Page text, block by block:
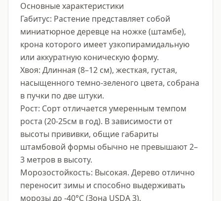
Основные характеристики
Габитус: Растение представляет собой
миниатюрное деревце на ножке (штамбе),
крона которого имеет узкопирамидальную
или аккуратную коническую форму.
Хвоя: Длинная (8–12 см), жесткая, густая,
насыщенного темно-зеленого цвета, собрана
в пучки по две штуки.
Рост: Сорт отличается умеренным темпом
роста (20-25см в год). В зависимости от
высоты прививки, общие габариты
штамбовой формы обычно не превышают 2–
3 метров в высоту.
Морозостойкость: Высокая. Дерево отлично
переносит зимы и способно выдерживать
морозы до -40°C (Зона USDA 3).